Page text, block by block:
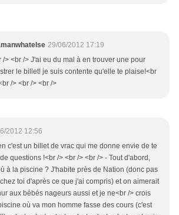
29/06/2012 17:19
/> <br /> J'ai eu du mal à en trouver une pour
le billet! je suis contente qu'elle te plaise!<br
/> <br /> <br />
2012 12:56
c'est un billet de vrac qui me donne envie de te
questions !<br /> <br /> <br /> - Tout d'abord,
à la piscine ? J'habite près de Nation (donc pas
toi d'après ce que j'ai compris) et on aimerait
aux bébés nageurs aussi et je ne<br /> crois
où va mon homme fasse des cours (c'est